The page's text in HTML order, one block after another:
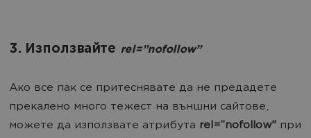
3. Използвайте rel=”nofollow”
Ако все пак се притеснявате да не предадете
прекалено много тежест на външни сайтове,
можете да използвате атрибута rel=”nofollow" при